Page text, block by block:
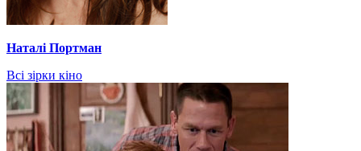
Наталі Портман
Всі зірки кіно